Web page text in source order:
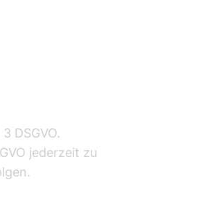
DSGVO.
jederzeit zu